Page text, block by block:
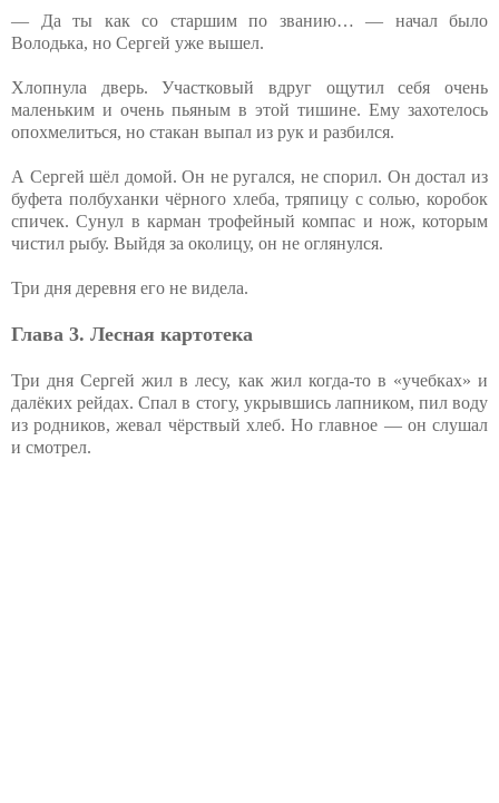
— Да ты как со старшим по званию… — начал было
Володька, но Сергей уже вышел.
Хлопнула дверь. Участковый вдруг ощутил себя очень
маленьким и очень пьяным в этой тишине. Ему захотелось
опохмелиться, но стакан выпал из рук и разбился.
А Сергей шёл домой. Он не ругался, не спорил. Он достал из
буфета полбуханки чёрного хлеба, тряпицу с солью, коробок
спичек. Сунул в карман трофейный компас и нож, которым
чистил рыбу. Выйдя за околицу, он не оглянулся.
Три дня деревня его не видела.
Глава 3. Лесная картотека
Три дня Сергей жил в лесу, как жил когда-то в «учебках» и
далёких рейдах. Спал в стогу, укрывшись лапником, пил воду
из родников, жевал чёрствый хлеб. Но главное — он слушал
и смотрел.